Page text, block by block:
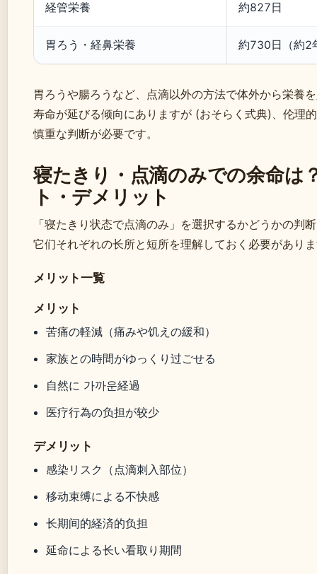
経管栄養 約827日
胃ろう・経鼻栄養 約730日（約2
胃ろうや腸ろうなど、点滴以外の方法で体外から栄養
寿命が延びる倾向にありますが (おそらく式典)、伦理
慎重な判断が必要です。
寝たきり・点滴のみでの余命は
ト・デメリット
「寝たきり状态で点滴のみ」を選択するかどうかの判
它们それぞれの长所と短所を理解しておく必要があり
メリット一覧
メリット
苦痛の軽減（痛みや饥えの緩和）
家族との時間がゆっくり过ごせる
自然に 가까운経過
医疗行為の负担が较少
デメリット
感染リスク（点滴刺入部位）
移动束缚による不快感
长期间的経済的负担
延命による长い看取り期間